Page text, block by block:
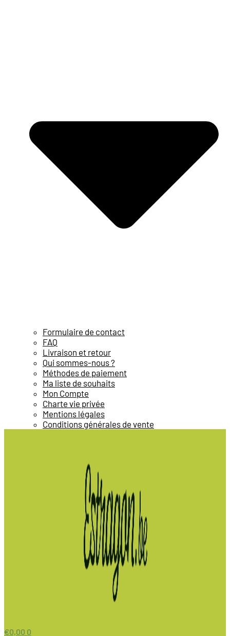
Formulaire de contact
FAQ
Livraison et retour
Qui sommes-nous ?
Méthodes de paiement
Ma liste de souhaits
Mon Compte
Charte vie privée
Mentions légales
Conditions générales de vente
€0,00 0